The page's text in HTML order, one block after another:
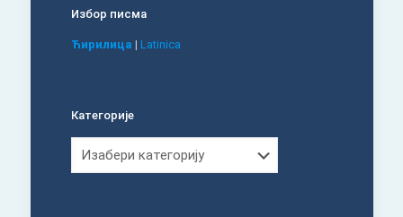
Избор писма
Ћирилица | Latinica
Категорије